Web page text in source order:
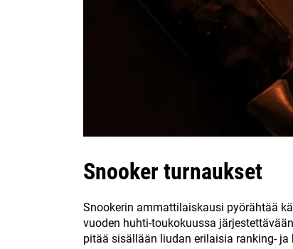
Snooker turnaukset
Snookerin ammattilaiskausi pyörähtää
vuoden huhti-toukokuussa
pitää sisällään liudan erilaisia ranking-